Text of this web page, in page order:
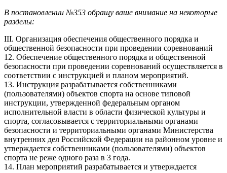
В постановлении №353 обращу ваше внимание на некоторые
разделы:
III. Организация обеспечения общественного порядка и
общественной безопасности при проведении соревнований
12. Обеспечение общественного порядка и общественной
безопасности при проведении соревнований осуществляется в
соответствии с инструкцией и планом мероприятий.
13. Инструкция разрабатывается собственниками
(пользователями) объектов спорта на основе типовой
инструкции, утвержденной федеральным органом
исполнительной власти в области физической культуры и
спорта, согласовывается с территориальными органами
безопасности и территориальными органами Министерства
внутренних дел Российской Федерации на районном уровне и
утверждается собственниками (пользователями) объектов
спорта не реже одного раза в 3 года.
14. План мероприятий разрабатывается и утверждается